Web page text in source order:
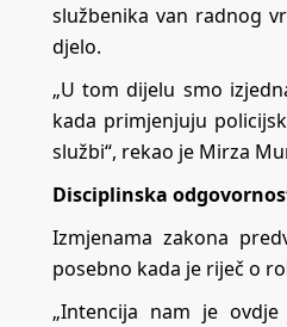
službenika van radnog
djelo.
„U tom dijelu smo
kada primjenjuju
službi“, rekao je Mirza
Disciplinska
Izmjenama zakona
posebno kada je riječ o
„Intencija nam je